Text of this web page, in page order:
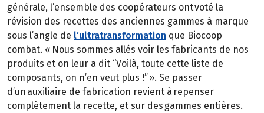
générale, l’ensemble des coopérateurs ont voté la
révision des recettes des anciennes gammes à marque
sous l’angle de l’ultratransformation que Biocoop
combat. « Nous sommes allés voir les fabricants de nos
produits et on leur a dit “Voilà, toute cette liste de
composants, on n’en veut plus !” ». Se passer
d’un auxiliaire de fabrication revient à repenser
complètement la recette, et sur des gammes entières.